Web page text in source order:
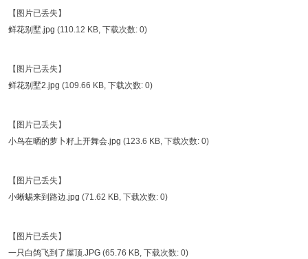
【图片已丢失】
鲜花别墅.jpg (110.12 KB, 下载次数: 0)
【图片已丢失】
鲜花别墅2.jpg (109.66 KB, 下载次数: 0)
【图片已丢失】
小鸟在晒的萝卜籽上开舞会.jpg (123.6 KB, 下载次数: 0)
【图片已丢失】
小蜥蜴来到路边.jpg (71.62 KB, 下载次数: 0)
【图片已丢失】
一只白鸽飞到了屋顶.JPG (65.76 KB, 下载次数: 0)